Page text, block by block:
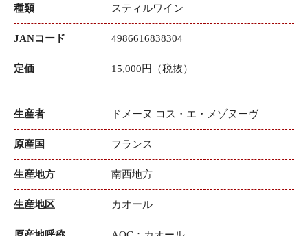
種類 スティルワイン
JANコード 4986616838304
定価 15,000円（税抜）
生産者 ドメーヌ コス・エ・メゾヌーヴ
原産国 フランス
生産地方 南西地方
生産地区 カオール